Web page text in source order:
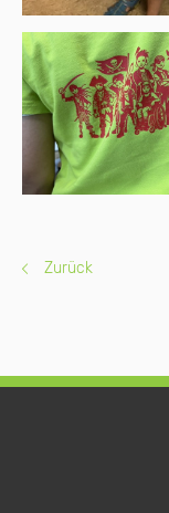
Zurück